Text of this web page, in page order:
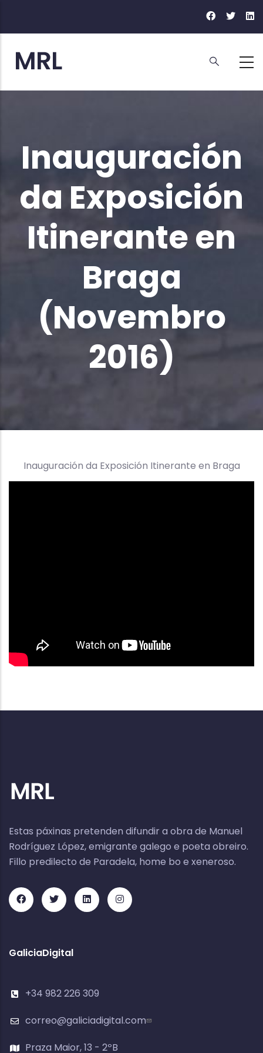
principal
Inauguración
da Exposición
Itinerante en
Braga
(Novembro
2016)
Inauguración da Exposición Itinerante en Braga
Estas páxinas pretenden difundir a obra de Manuel
Rodríguez López, emigrante galego e poeta obreiro.
Fillo predilecto de Paradela, home bo e xeneroso.
GaliciaDigital
+34 982 226 309
correo@galiciadigital.com
Praza Maior, 13 - 2ºB